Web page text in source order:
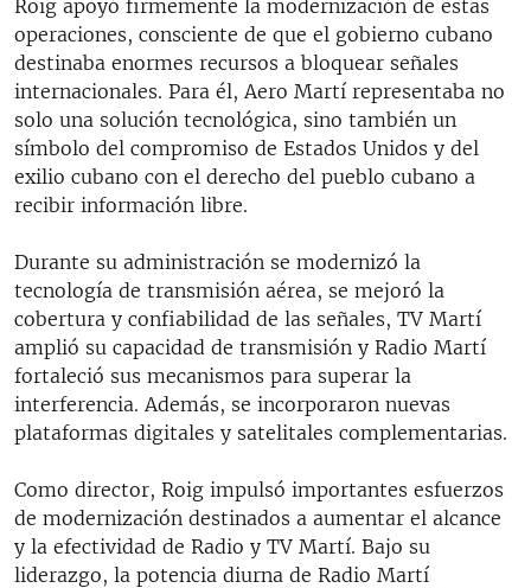
Roig apoyó firmemente la modernización de estas
operaciones, consciente de que el gobierno cubano
destinaba enormes recursos a bloquear señales
internacionales. Para él, Aero Martí representaba no
solo una solución tecnológica, sino también un
símbolo del compromiso de Estados Unidos y del
exilio cubano con el derecho del pueblo cubano a
recibir información libre.
Durante su administración se modernizó la
tecnología de transmisión aérea, se mejoró la
cobertura y confiabilidad de las señales, TV Martí
amplió su capacidad de transmisión y Radio Martí
fortaleció sus mecanismos para superar la
interferencia. Además, se incorporaron nuevas
plataformas digitales y satelitales complementarias.
Como director, Roig impulsó importantes esfuerzos
de modernización destinados a aumentar el alcance
y la efectividad de Radio y TV Martí. Bajo su
liderazgo, la potencia diurna de Radio Martí